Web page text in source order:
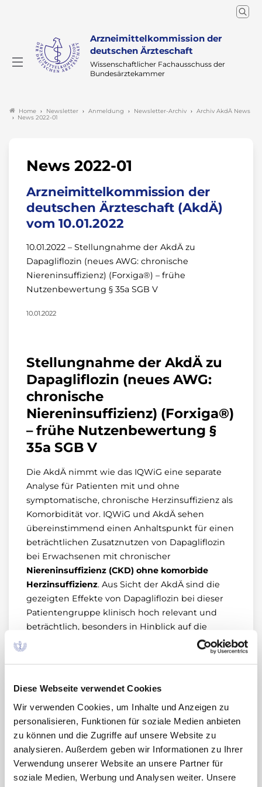
Diese Webseite verwendet Cookies
Wir verwenden Cookies, um Inhalte und Anzeigen zu
personalisieren, Funktionen für soziale Medien anbieten
zu können und die Zugriffe auf unsere Website zu
analysieren. Außerdem geben wir Informationen zu Ihrer
Verwendung unserer Website an unsere Partner für
soziale Medien, Werbung und Analysen weiter. Unsere
Arzneimittelkommission der
deutschen Ärzteschaft
Wissenschaftlicher Fachausschuss der
Bundesärztekammer
Home Newsletter Anmeldung Newsletter-Archiv
Archiv AkdÄ News
News 2022-01
News 2022-01
Arzneimittelkommission der
deutschen Ärzteschaft (AkdÄ)
vom 10.01.2022
10.01.2022 – Stellungnahme der AkdÄ zu
Dapagliflozin (neues AWG: chronische
Niereninsuffizienz) (Forxiga®) – frühe
Nutzenbewertung § 35a SGB V
10.01.2022
Stellungnahme der AkdÄ zu
Dapagliflozin (neues AWG:
chronische
Niereninsuffizienz) (Forxiga®)
– frühe Nutzenbewertung §
35a SGB V
Die AkdÄ nimmt wie das IQWiG eine separate
Analyse für Patienten mit und ohne
symptomatische, chronische Herzinsuffizienz als
Komorbidität vor. IQWiG und AkdÄ sehen
übereinstimmend einen Anhaltspunkt für einen
beträchtlichen Zusatznutzen von Dapagliflozin
bei Erwachsenen mit chronischer
Niereninsuffizienz (CKD) ohne komorbide
Herzinsuffizienz. Aus Sicht der AkdÄ sind die
gezeigten Effekte von Dapagliflozin bei dieser
Patientengruppe klinisch hoch relevant und
beträchtlich, besonders in Hinblick auf die
Mortalität und das Neuauftreten von ESRD
durch Unsicherheiten bei der Erfassung
Umsetzung der ZVT.
Bei Erwachsenen mitCKD und zusätzlich
symptomatischer, chronischer Herzinsuffizienz
als Komorbidität liegt nach Einschätzung der
AkdÄ ein Anhaltspunkt für einen geringen